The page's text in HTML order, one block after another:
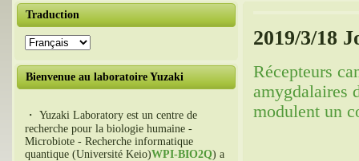
Traduction
Bienvenue au laboratoire Yuzaki
・ Yuzaki Laboratory est un centre de
recherche pour la biologie humaine -
Microbiote - Recherche informatique
quantique (Université Keio)WPI-BIO2Q) a
2019/3/18
Récepteurs
amygdalaires
modulent un